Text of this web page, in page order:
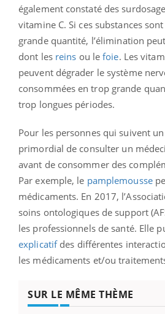
également constaté des
vitamine C. Si ces substances
grande quantité, l’élimination
dont les reins ou lefoie. Les
peuvent dégrader le système
consommées en trop grande
trop longues périodes.
Pour les personnes qui suivent
primordial de consulter un
avant de consommer des
Par exemple, le pamplemousse
médicaments. En 2017,
soins ontologiques de support
les professionnels de santé. Elle
explicatifdes différentes
les médicaments et/ou
SUR LE MÊME THÈME